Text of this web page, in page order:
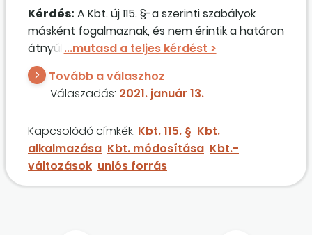
Kérdés: A Kbt. új 115. §-a szerinti szabályok
másként fogalmaznak, és nem érintik a határon
átnyúló jelleget, ami miatt uniós forrás
esetében alkalmaztuk az
Hatással van-e a módosítás a korábbi
jogértelmezésre?
Tovább a válaszhoz
Válaszadás: 2021. január 13.
Kapcsolódó címkék: Kbt. 115. § Kbt.
alkalmazása Kbt. módosítása Kbt.-
változások uniós forrás